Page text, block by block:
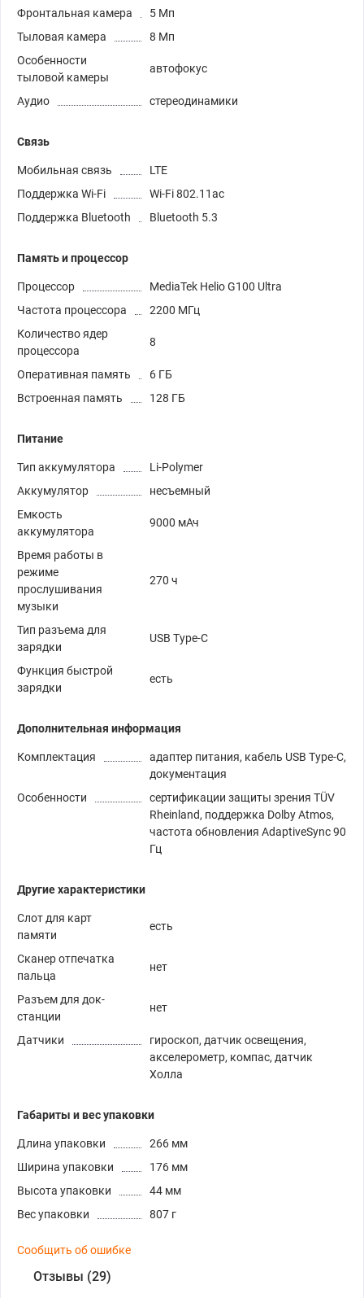
Фронтальная камера
5 Мп
Тыловая камера
8 Мп
Особенности
тыловой камеры
автофокус
Аудио стереодинамики
Связь
Мобильная связь
LTE
Поддержка Wi-Fi
Wi-Fi 802.11ac
Поддержка Bluetooth
Bluetooth 5.3
Память и процессор
Процессор
MediaTek Helio G100 Ultra
Частота процессора
2200 МГц
Количество ядер
процессора
8
Оперативная память
6 ГБ
Встроенная память
128 ГБ
Питание
Тип аккумулятора
Li-Polymer
Аккумулятор
несъемный
Емкость
аккумулятора
9000 мАч
Время работы в
режиме
прослушивания
музыки
270 ч
Тип разъема для
зарядки
USB Type-C
Функция быстрой
зарядки
есть
Дополнительная информация
Комплектация
адаптер питания, кабель USB Type-C,
документация
Особенности
сертификации защиты зрения TÜV
Rheinland, поддержка Dolby Atmos,
частота обновления AdaptiveSync 90
Гц
Другие характеристики
Слот для карт
памяти
есть
Сканер отпечатка
пальца
нет
Разъем для док-
станции
нет
Датчики
гироскоп, датчик освещения,
акселерометр, компас, датчик
Холла
Габариты и вес упаковки
Длина упаковки
266 мм
Ширина упаковки
176 мм
Высота упаковки
44 мм
Вес упаковки
807 г
Сообщить об ошибке
Отзывы (29)